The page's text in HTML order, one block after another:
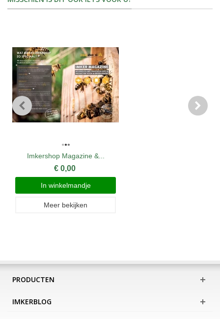
Imkershop Magazine &...
€ 0,00
In winkelmandje
Meer bekijken
PRODUCTEN
IMKERBLOG